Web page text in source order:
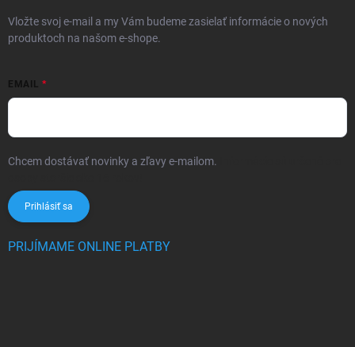
Vložte svoj e-mail a my Vám budeme zasielať informácie o nových
produktoch na našom e-shope.
EMAIL
Chcem dostávať novinky a zľavy e-mailom.
Prihlásiť sa
PRIJÍMAME ONLINE PLATBY